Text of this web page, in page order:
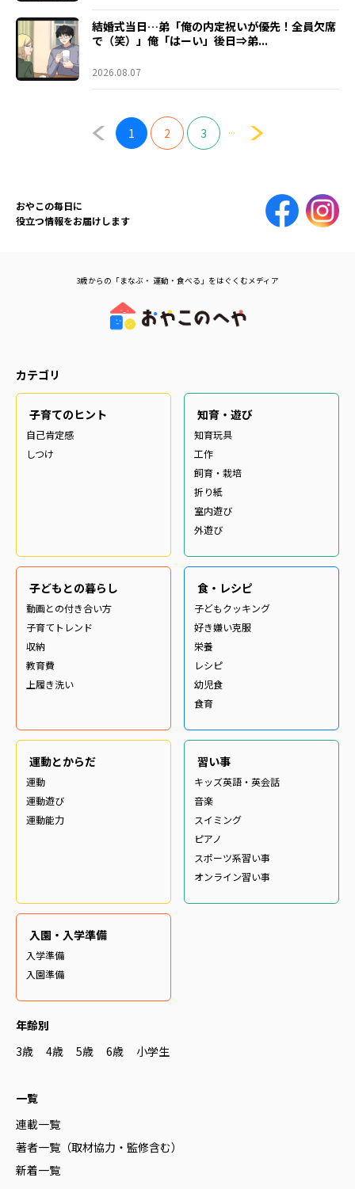
結婚式当日…弟「俺の内定祝いが優先！全員欠席
で（笑）」俺「はーい」後日⇒弟...
2026.08.07
1 2 3 ...
おやこの毎日に
役立つ情報をお届けします
3歳からの「まなぶ・ 運動・食べる」をはぐくむメディア
カテゴリ
子育てのヒント
自己肯定感
しつけ
知育・遊び
知育玩具
工作
飼育・栽培
折り紙
室内遊び
外遊び
子どもとの暮らし
動画との付き合い方
子育てトレンド
収納
教育費
上履き洗い
食・レシピ
子どもクッキング
好き嫌い克服
栄養
レシピ
幼児食
食育
運動とからだ
運動
運動遊び
運動能力
習い事
キッズ英語・英会話
音楽
スイミング
ピアノ
スポーツ系習い事
オンライン習い事
入園・入学準備
入学準備
入園準備
年齢別
3歳
4歳 5歳 6歳 小学生
一覧
連載一覧
著者一覧（取材協力・監修含む）
新着一覧